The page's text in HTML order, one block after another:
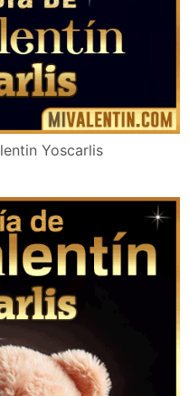
Yoscarlis